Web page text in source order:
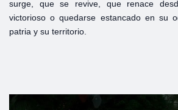
surge, que se revive, que renace
victorioso o quedarse estancado en su
patria y su territorio.